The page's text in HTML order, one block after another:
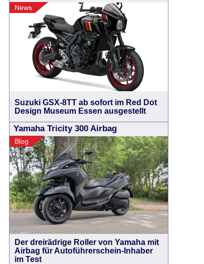
News
Suzuki GSX-8TT ab sofort im Red Dot
Design Museum Essen ausgestellt
Yamaha Tricity 300 Airbag
Blog
Der dreirädrige Roller von Yamaha mit
Airbag für Autoführerschein-Inhaber
im Test